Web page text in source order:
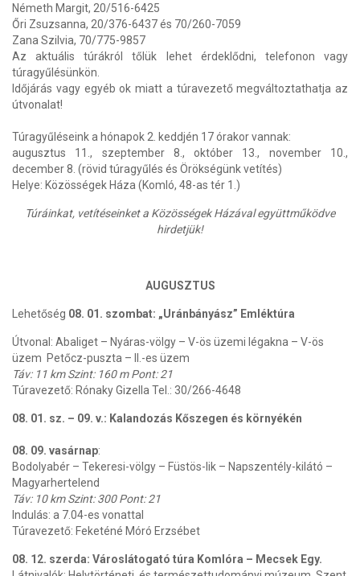
Németh Margit, 20/516-6425
Őri Zsuzsanna, 20/376-6437 és 70/260-7059
Zana Szilvia, 70/775-9857
Az aktuális túrákról tőlük lehet érdeklődni, telefonon vagy
túragyűlésünkön.
Időjárás vagy egyéb ok miatt a túravezető megváltoztathatja az
útvonalat!
Túragyűléseink a hónapok 2. keddjén 17 órakor vannak:
augusztus 11., szeptember 8., október 13., november 10.,
december 8. (rövid túragyűlés és Örökségünk vetítés)
Helye: Közösségek Háza (Komló, 48-as tér 1.)
Túráinkat, vetítéseinket a Közösségek Házával együttműködve
hirdetjük!
AUGUSZTUS
Lehetőség 08. 01. szombat: „Uránbányász” Emléktúra
Útvonal: Abaliget – Nyáras-völgy – V-ös üzemi légakna – V-ös
üzem Petőcz-puszta – II.-es üzem
Táv: 11 km Szint: 160 m Pont: 21
Túravezető: Rónaky Gizella Tel.: 30/266-4648
08. 01. sz. – 09. v.: Kalandozás Kőszegen és környékén
08. 09. vasárnap:
Bodolyabér – Tekeresi-völgy – Füstös-lik – Napszentély-kilátó –
Magyarhertelend
Táv: 10 km Szint: 300 Pont: 21
Indulás: a 7.04-es vonattal
Túravezető: Feketéné Móró Erzsébet
08. 12. szerda: Városlátogató túra Komlóra – Mecsek Egy.